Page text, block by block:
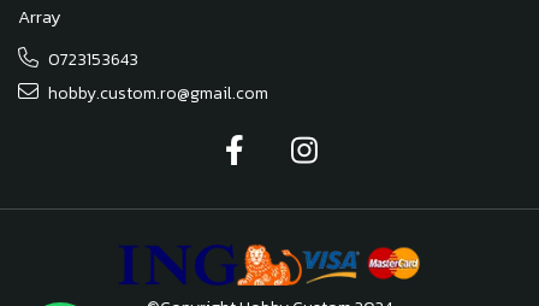
Array
0723153643
hobby.custom.ro@gmail.com